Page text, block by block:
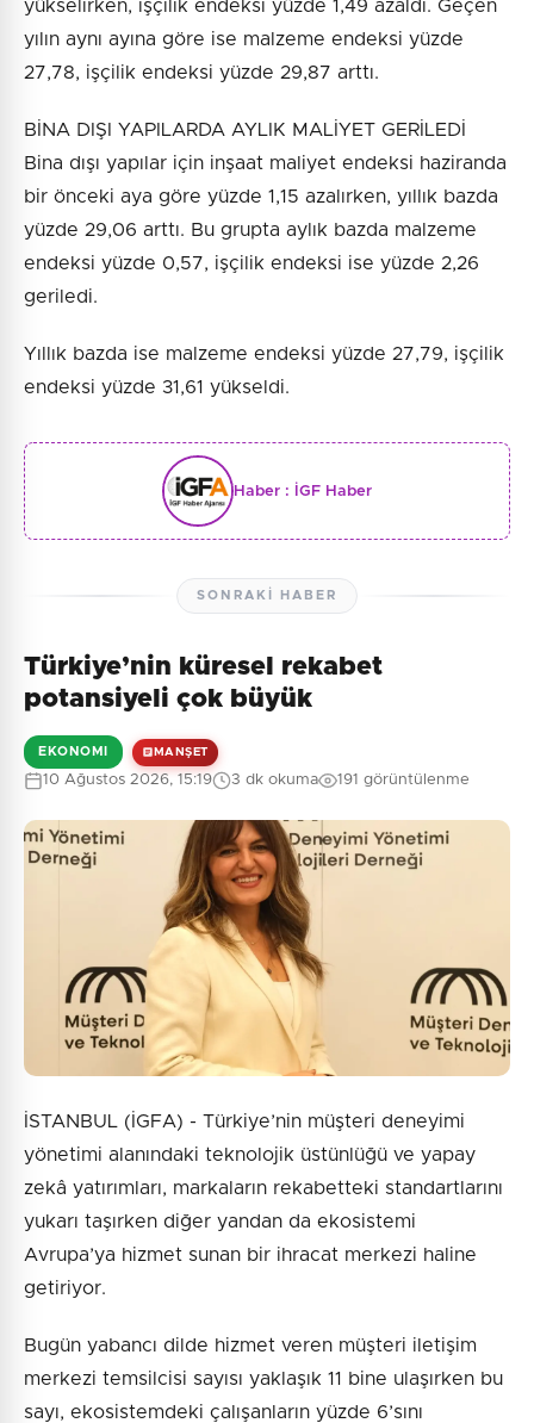
yükselirken, işçilik endeksi yüzde 1,49 azaldı. Geçen
yılın aynı ayına göre ise malzeme endeksi yüzde
27,78, işçilik endeksi yüzde 29,87 arttı.
BİNA DIŞI YAPILARDA AYLIK MALİYET GERİLEDİ
Bina dışı yapılar için inşaat maliyet endeksi haziranda
bir önceki aya göre yüzde 1,15 azalırken, yıllık bazda
yüzde 29,06 arttı. Bu grupta aylık bazda malzeme
endeksi yüzde 0,57, işçilik endeksi ise yüzde 2,26
geriledi.
Yıllık bazda ise malzeme endeksi yüzde 27,79, işçilik
endeksi yüzde 31,61 yükseldi.
Haber : İGF Haber
SONRAKI HABER
Türkiye’nin küresel rekabet
potansiyeli çok büyük
EKONOMI MANŞET
10 Ağustos 2026, 15:19 3 dk okuma 191 görüntülenme
İSTANBUL (İGFA) - Türkiye’nin müşteri deneyimi
yönetimi alanındaki teknolojik üstünlüğü ve yapay
zekâ yatırımları, markaların rekabetteki standartlarını
yukarı taşırken diğer yandan da ekosistemi
Avrupa’ya hizmet sunan bir ihracat merkezi haline
getiriyor.
Bugün yabancı dilde hizmet veren müşteri iletişim
merkezi temsilcisi sayısı yaklaşık 11 bine ulaşırken bu
sayı, ekosistemdeki çalışanların yüzde 6’sını